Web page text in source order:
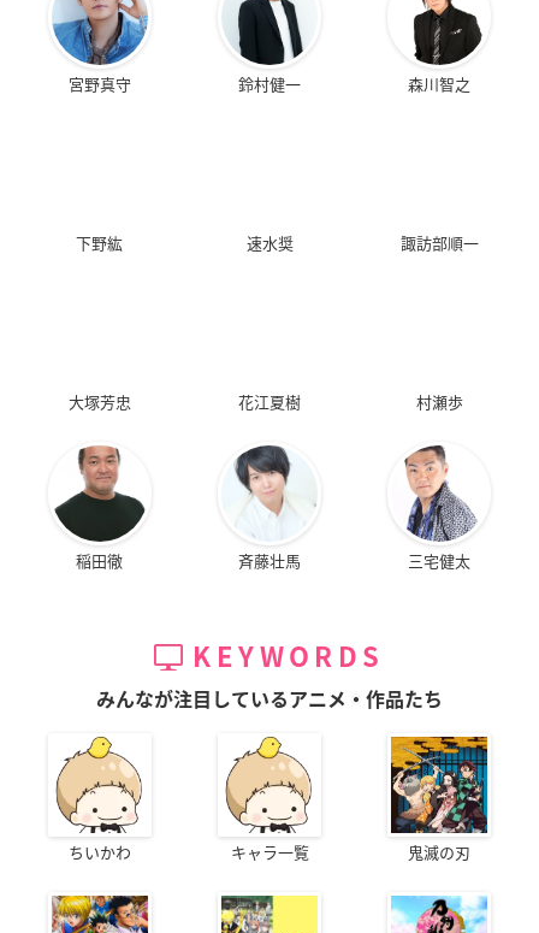
宮野真守 鈴村健一 森川智之
下野紘 速水奨 諏訪部順一
大塚芳忠 花江夏樹 村瀬歩
稲田徹 斉藤壮馬 三宅健太
KEYWORDS
みんなが注目しているアニメ・作品たち
ちいかわ キャラ一覧 鬼滅の刃